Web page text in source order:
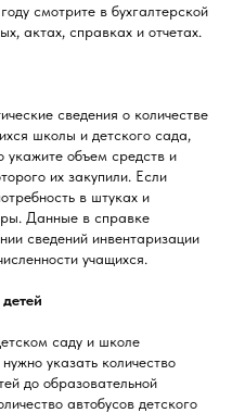
смотрите в бухгалтерской
актах, справках и отчетах.
сведения о количестве
школы и детского сада,
укажите объем средств и
их закупили. Если
в штуках и
Данные в справке
сведений инвентаризации
учащихся.
саду и школе
указать количество
до образовательной
автобусов детского